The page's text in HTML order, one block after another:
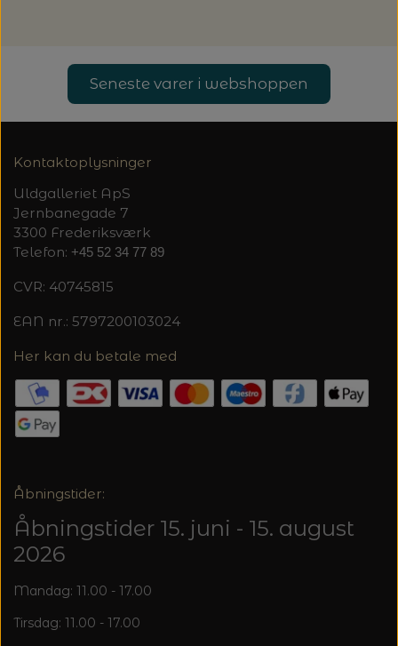
Seneste varer i webshoppen
Kontaktoplysninger
Uldgalleriet ApS
Jernbanegade 7
3300 Frederiksværk
Telefon: +45 52 34 77 89
CVR: 40745815
EAN nr.: 5797200103024
Her kan du betale med
Åbningstider:
Åbningstider 15. juni - 15. august
2026
Mandag: 11.00 - 17.00
Tirsdag: 11.00 - 17.00